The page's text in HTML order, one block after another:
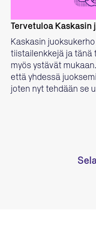
Tervetuloa
Kaskasin
tiistailenkkejä ja tänä
myös ystävät
että yhdessä
joten nyt tehdään se